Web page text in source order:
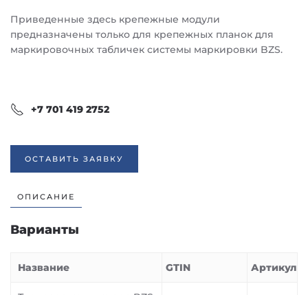
Приведенные здесь крепежные модули
предназначены только для крепежных планок для
маркировочных табличек системы маркировки BZS.
+7 701 419 2752
ОСТАВИТЬ ЗАЯВКУ
ОПИСАНИЕ
Варианты
Название GTIN Артикул